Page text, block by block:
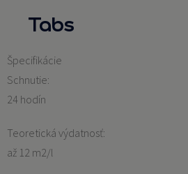
Tabs
Špecifikácie
Schnutie:
24 hodín
Teoretická výdatnosť:
až 12 m2/l